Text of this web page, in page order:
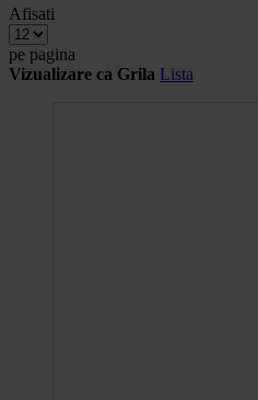
Afisati
pe pagina
Vizualizare ca Grila Lista